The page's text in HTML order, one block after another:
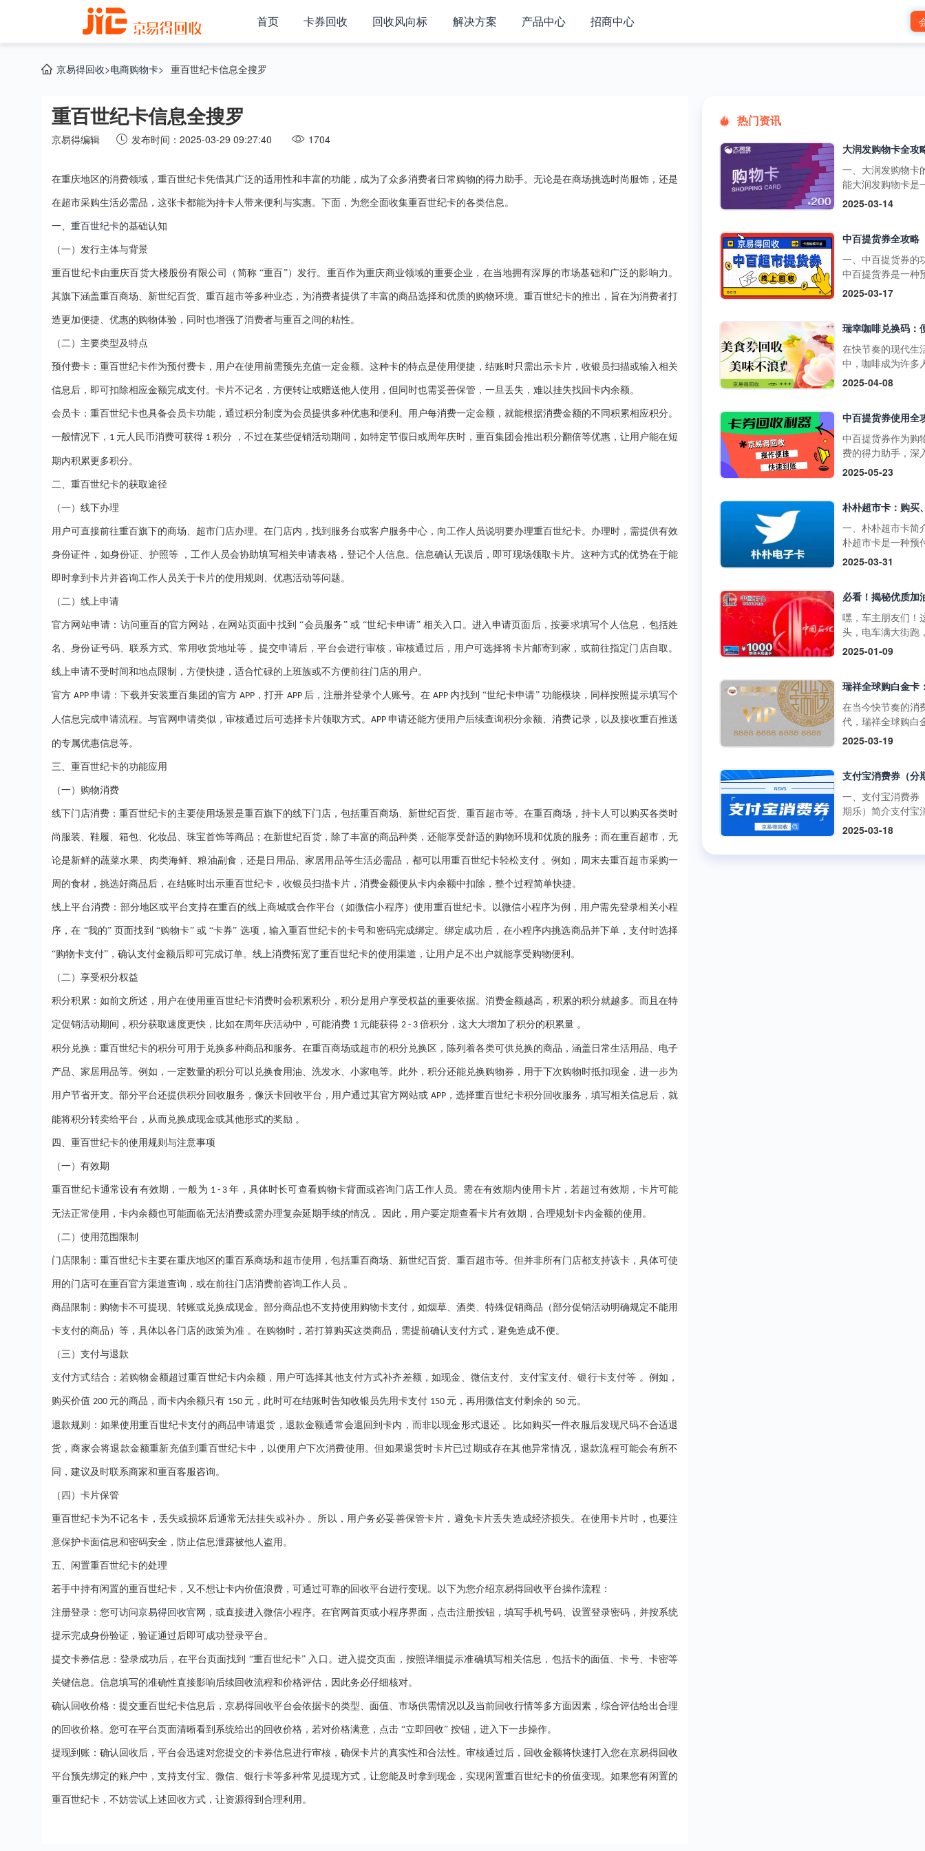
首页 卡券回收 回收风向标 解决方案 产品中心 招商中心
京易得回收>电商购物卡> 重百世纪卡信息全搜罗
重百世纪卡信息全搜罗
京易得编辑 发布时间：2025-03-29 09:27:40 1704
在重庆地区的消费领域，重百世纪卡凭借其广泛的适用性和丰富的功能，成为了众多消费者日常购物的得力助手。无论是在商场挑选时尚服饰，还是
在超市采购生活必需品，这张卡都能为持卡人带来便利与实惠。下面，为您全面收集重百世纪卡的各类信息。
一、 重百世纪卡的基础认知
（一）发行主体与背景
重百世纪卡由重庆百货大楼股份有限公司（简称 “重百”）发行。重百作为重庆商业领域的重要企业，在当地拥有深厚的市场基础和广泛的影响力。
其旗下涵盖重百商场、新世纪百货、重百超市等多种业态，为消费者提供了丰富的商品选择和优质的购物环境。重百世纪卡的推出，旨在为消费者打
造更加便捷、优惠的购物体验，同时也增强了消费者与重百之间的粘性。
（二）主要类型及特点
预付费卡：重百世纪卡作为预付费卡，用户在使用前需预先充值一定金额。这种卡的特点是使用便捷，结账时只需出示卡片，收银员扫描或输入相关
信息后，即可扣除相应金额完成支付。卡片不记名，方便转让或赠送他人使用，但同时也需妥善保管，一旦丢失，难以挂失找回卡内余额。
会员卡：重百世纪卡也具备会员卡功能，通过积分制度为会员提供多种优惠和便利。用户每消费一定金额，就能根据消费金额的不同积累相应积分。
一般情况下， 1 元人民币消费可获得 1 积分 ，不过在某些促销活动期间，如特定节假日或周年庆时，重百集团会推出积分翻倍等优惠，让用户能在短
期内积累更多积分。
二、重百世纪卡的获取途径
（一）线下办理
用户可直接前往重百旗下的商场、超市门店办理。在门店内，找到服务台或客户服务中心，向工作人员说明要办理重百世纪卡。办理时，需提供有效
身份证件，如身份证、护照等 ，工作人员会协助填写相关申请表格，登记个人信息。信息确认无误后，即可现场领取卡片。这种方式的优势在于能
即时拿到卡片并咨询工作人员关于卡片的使用规则、优惠活动等问题。
（二）线上申请
官方网站申请：访问重百的官方网站，在网站页面中找到 “会员服务” 或 “世纪卡申请” 相关入口。进入申请页面后，按要求填写个人信息，包括姓
名、身份证号码、联系方式、常用收货地址等 。提交申请后，平台会进行审核，审核通过后，用户可选择将卡片邮寄到家，或前往指定门店自取。
线上申请不受时间和地点限制，方便快捷，适合忙碌的上班族或不方便前往门店的用户。
官方 APP申请：下载并安装重百集团的官方APP ，打开 APP 后，注册并登录个人账号。在APP 内找到 “世纪卡申请” 功能模块，同样按照提示填写个
人信息完成申请流程。与官网申请类似，审核通过后可选择卡片领取方式。 APP 申请还能方便用户后续查询积分余额、消费记录，以及接收重百推送
的专属优惠信息等。
三、重百世纪卡的功能应用
（一）购物消费
线下门店消费：重百世纪卡的主要使用场景是重百旗下的线下门店，包括重百商场、新世纪百货、重百超市等。在重百商场，持卡人可以购买各类时
尚服装、鞋履、箱包、化妆品、珠宝首饰等商品；在新世纪百货，除了丰富的商品种类，还能享受舒适的购物环境和优质的服务；而在重百超市，无
论是新鲜的蔬菜水果、肉类海鲜、粮油副食，还是日用品、家居用品等生活必需品，都可以用重百世纪卡轻松支付 。例如，周末去重百超市采购一
周的食材，挑选好商品后，在结账时出示重百世纪卡，收银员扫描卡片，消费金额便从卡内余额中扣除，整个过程简单快捷。
线上平台消费：部分地区或平台支持在重百的线上商城或合作平台（如微信小程序）使用重百世纪卡。以微信小程序为例，用户需先登录相关小程
序，在 “我的” 页面找到 “购物卡” 或 “卡券” 选项，输入重百世纪卡的卡号和密码完成绑定。绑定成功后，在小程序内挑选商品并下单，支付时选择
“购物卡支付”，确认支付金额后即可完成订单。线上消费拓宽了重百世纪卡的使用渠道，让用户足不出户就能享受购物便利。
（二）享受积分权益
积分积累：如前文所述，用户在使用重百世纪卡消费时会积累积分，积分是用户享受权益的重要依据。消费金额越高，积累的积分就越多。而且在特
定促销活动期间，积分获取速度更快，比如在周年庆活动中，可能消费 1 元能获得 2 - 3 倍积分，这大大增加了积分的积累量 。
积分兑换：重百世纪卡的积分可用于兑换多种商品和服务。在重百商场或超市的积分兑换区，陈列着各类可供兑换的商品，涵盖日常生活用品、电子
产品、家居用品等。例如，一定数量的积分可以兑换食用油、洗发水、小家电等。此外，积分还能兑换购物券，用于下次购物时抵扣现金，进一步为
用户节省开支。部分平台还提供积分回收服务，像沃卡回收平台，用户通过其官方网站或 APP ，选择重百世纪卡积分回收服务，填写相关信息后，就
能将积分转卖给平台，从而兑换成现金或其他形式的奖励 。
四、重百世纪卡的使用规则与注意事项
（一）有效期
重百世纪卡通常设有有效期，一般为 1 - 3年，具体时长可查看购物卡背面或咨询门店工作人员。需在有效期内使用卡片，若超过有效期，卡片可能
无法正常使用，卡内余额也可能面临无法消费或需办理复杂延期手续的情况 。因此，用户要定期查看卡片有效期，合理规划卡内金额的使用。
（二）使用范围限制
门店限制：重百世纪卡主要在重庆地区的重百系商场和超市使用，包括重百商场、新世纪百货、重百超市等。但并非所有门店都支持该卡，具体可使
用的门店可在重百官方渠道查询，或在前往门店消费前咨询工作人员 。
商品限制：购物卡不可提现、转账或兑换成现金。部分商品也不支持使用购物卡支付，如烟草、酒类、特殊促销商品（部分促销活动明确规定不能用
卡支付的商品）等，具体以各门店的政策为准 。在购物时，若打算购买这类商品，需提前确认支付方式，避免造成不便。
（三）支付与退款
支付方式结合：若购物金额超过重百世纪卡内余额，用户可选择其他支付方式补齐差额，如现金、微信支付、支付宝支付、银行卡支付等 。例如，
购买价值 200 元的商品，而卡内余额只有 150 元，此时可在结账时告知收银员先用卡支付 150 元，再用微信支付剩余的 50 元。
退款规则：如果使用重百世纪卡支付的商品申请退货，退款金额通常会退回到卡内，而非以现金形式退还 。比如购买一件衣服后发现尺码不合适退
货，商家会将退款金额重新充值到重百世纪卡中，以便用户下次消费使用。但如果退货时卡片已过期或存在其他异常情况，退款流程可能会有所不
同，建议及时联系商家和重百客服咨询。
（四）卡片保管
重百世纪卡为不记名卡，丢失或损坏后通常无法挂失或补办 。所以，用户务必妥善保管卡片，避免卡片丢失造成经济损失。在使用卡片时，也要注
意保护卡面信息和密码安全，防止信息泄露被他人盗用。
五、闲置重百世纪卡的处理
若手中持有闲置的重百世纪卡，又不想让卡内价值浪费，可通过可靠的回收平台进行变现。以下为您介绍京易得回收平台操作流程：
注册登录：您可访问京易得回收官网 ，或直接进入微信小程序。在官网首页或小程序界面，点击注册按钮，填写手机号码、设置登录密码，并按系统
提示完成身份验证，验证通过后即可成功登录平台。
提交卡券信息：登录成功后，在平台页面找到 “重百世纪卡” 入口。进入提交页面，按照详细提示准确填写相关信息，包括卡的面值、卡号、卡密等
关键信息。信息填写的准确性直接影响后续回收流程和价格评估，因此务必仔细核对。
确认回收价格：提交重百世纪卡信息后，京易得回收平台会依据卡的类型、面值、市场供需情况以及当前回收行情等多方面因素，综合评估给出合理
的回收价格。您可在平台页面清晰看到系统给出的回收价格，若对价格满意，点击 “立即 回收” 按钮，进入下一步操作。
提现到账：确认回收后，平台会迅速对您提交的卡券信息进行审核，确保卡片的真实性和合法性。审核通过后，回收金额将快速打入您在京易得回收
平台预先绑定的账户中，支持支付宝、微信、银行卡等多种常见提现方式，让您能及时拿到现金，实现闲置重百世纪卡的价值变现。如果您有闲置的
重百世纪卡，不妨尝试上述回收方式，让资源得到合理利用。
热门资讯
一、大润发购物卡
能大润发购物卡是
预付卡，可在大润
品、日用品、家电
类商品。它还可以
超市的其他促销活
物更加划算。不过
草、酒类、礼品卡
值卡等特殊商品。
大润发购物卡的购
式1. 线上购买：•
发优鲜APP：下载
录后在“我的”页面
卡”，选择面值并
支付。• 第三方平
如淘宝，搜索“大
舰店或授权....
2025-03-14
中百提货券全攻略
一、中百提货券的
中百提货券是一种
式购物卡，可以在
惠。它不仅可以用
买日常商品，还可
特定活动期间享受
的获取方式1. 线上
APP参与活动，完
定任务即可获得提
券。• 在中百线上
购物满一定金额后
获赠提货券。2. 线
物满一定金额后，
线下活动，并达到
条件，即可获得提
券。三、中百提货
用：•&nb....
2025-03-17
在快节奏的现代生
中，咖啡成为许多
启活力一天或缓解
品，如经典的拿铁
爽的生椰拿铁，以
断推陈出新的季节
据了重要地位。而
活的消费凭证，为
爱好者们带来了诸
利。不过，生活中
会出现兑换码闲置
况，别担心，京易
难，让闲置兑换码
啡兑换码：获取与
丰富的获取途径官
道：瑞幸咖啡APP
序，在“优惠券”或“
卡”板块，按照指
可便捷购买兑换码
里的兑换码种类丰
面值多样，....
2025-04-08
中百提货券作为购
费的得力助手，深
解其使用方法，能
惠。 使用范围广泛
百提货券主要适用
百仓储、中百超市
无论是采购米面粮
还是挑选家居用品
人护理产品，甚至
百罗森便利店购买
食品、冰激凌等，
使用提货券轻松结
中百电器不支持提
线下门店使用人工
台：在门店购物结
后，前往人工收银
货券，收银员会通
码或手动输入相关
息，完成抵扣支付
商品金额超过提货
额，需自行支付超
额，剩....
2025-05-23
一、朴朴超市卡简
朴超市卡是一种预
卡，可在朴朴超市
不仅具有支付功能
提供多种优惠和特
如折扣、积分奖励
购买渠道1.朴朴超
访问朴朴超市官方
或通过朴朴App，
择“购物卡”或“充值
心”，完成支付后
物卡将存入您的账
朴朴超市门店的客
直接购买实体卡。
第三方平台： 在
宝、京东等....
2025-03-31
嘿，车主朋友们！
头，电车满大街跑
里的加油卡是不是
现才是正解。但市
平台五花八门，到
家靠谱又安全？别
优质加油卡回收平
平台的两大“黄金准
则” （一）高资质
通货 加油充值卡可
是小数目，少则几
多则上千，省着点
2025-01-09
在当今快节奏的消
代，瑞祥全球购白
凭借其强大的功能
发放的首选。作为
专业的卡券回收平
京易得回收深知瑞
势，今天就让我们
了解一下这张备受
2025-03-19
一、支付宝消费券
期乐）简介支付宝
券（分期乐）是由
出的电子优惠券。
2025-03-18